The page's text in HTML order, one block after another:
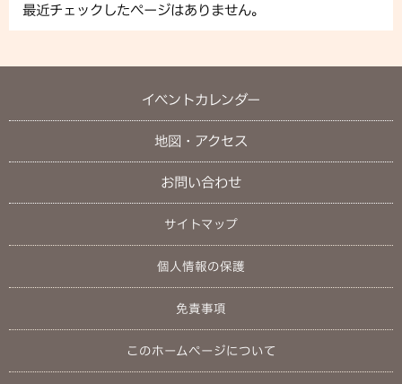
最近チェックしたページはありません。
イベントカレンダー
地図・アクセス
お問い合わせ
サイトマップ
個人情報の保護
免責事項
このホームページについて